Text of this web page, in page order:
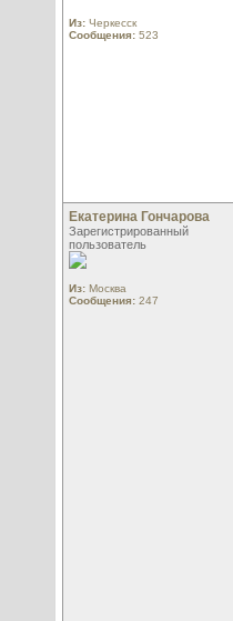
Из: Черкесск
Сообщения: 523
Екатерина Гончарова
Зарегистрированный
пользователь
Из: Москва
Сообщения: 247